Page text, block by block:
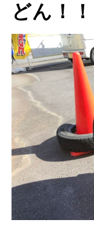
どん！！